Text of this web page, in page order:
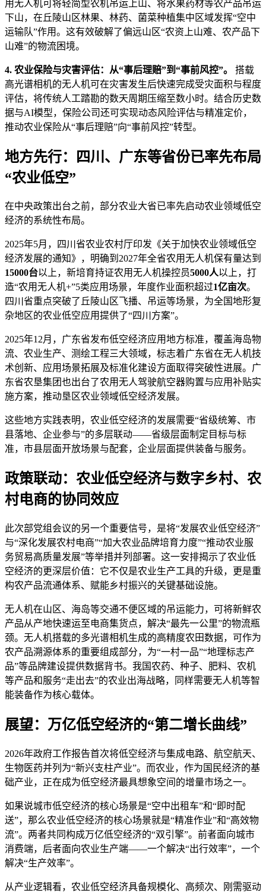
用无人机可将轻简型农机吊运上山、将水果药材等农产品吊运
下山，在丘陵山区林果、林药、菌菜种植集中区域发挥“空中
运输队”作用。这有效破解了偏远山区“农资上山难、农产品下
山难”的物流困境。
4. 农业保险与灾害评估：从“事后理赔”到“事前风控”。
搭载
高光谱相机的无人机可在灾害发生后快速完成受灾面积与程度
评估，将传统人工踏勘的数天周期压缩至数小时。结合历史数
据与AI模型，保险公司还可实现动态风险评估与精准定价，
推动农业保险从“事后理赔”向“事前风控”转型。
地方先行：四川、广东等省份已率先布局
“农业低空”
在中央政策出台之前，部分农业大省已率先启动农业领域低空
经济的系统性布局。
2025年5月，四川省农业农村厅印发《关于加快农业领域低空
经济发展的通知》，明确到2027年全省农用无人机保有量达到
15000台以上，新培育持证农用无人机操控员5000人以上，打
造“农用无人机+”5类应用场景，年度作业面积超过1亿亩次。
四川省重点突破了丘陵山区飞播、吊运等场景，为全国地形复
杂地区的农业低空应用提供了“四川方案”。
2025年12月，广东省发布低空经济应用地方标准，覆盖海岛物
流、农业生产、测绘工程三大领域，标志着广东省在无人机技
术创新、应用场景拓展及标准化建设方面取得突破性进展。广
东省农垦集团也出台了农用无人驾驶航空器购置与应用补贴实
施方案，推动垦区农业领域低空经济发展。
这些地方实践表明，农业低空经济的发展需要“省级统筹、市
县落地、企业参与”的多层联动——省级层面制定目标与标
准，市县层面开放场景与配套，企业层面提供装备与服务。
政策联动：农业低空经济与数字乡村、农
村电商的协同效应
此次部党组会议的另一个重要信号，是将“发展农业低空经济”
与“深化发展农村电商”“加大农业品牌培育力度”“推动农业服
务贸易高质量发展”等举措并列部署。这一安排揭示了农业低
空经济的更深层价值：它不仅是农业生产工具的升级，更是重
构农产品流通体系、赋能乡村振兴的关键基础设施。
无人机在山区、海岛等交通不便区域的吊运能力，可将新鲜农
产品从产地快速运至电商集货点，解决“最先一公里”的物流瓶
颈。无人机搭载的多光谱相机生成的高精度农田数据，可作为
农产品溯源体系的重要组成部分，为“一村一品”“地理标志产
品”等品牌建设提供数据背书。我国农药、种子、肥料、农机
等产品和服务“走出去”的农业出海战略，同样需要无人机等智
能装备作为核心载体。
展望：万亿低空经济的“第二增长曲线”
2026年政府工作报告首次将低空经济与集成电路、航空航天、
生物医药并列为“新兴支柱产业”。而农业，作为国民经济的基
础产业，正在成为低空经济最具想象空间的增量市场之一。
如果说城市低空经济的核心场景是“空中出租车”和“即时配
送”，那么农业低空经济的核心场景就是“精准作业”和“高效物
流”。两者共同构成万亿低空经济的“双引擎”。前者面向城市
消费端，后者面向农业生产端——一个解决“出行效率”，一个
解决“生产效率”。
从产业逻辑看，农业低空经济具备规模化、高频次、刚需驱动